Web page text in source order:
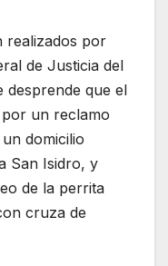
realizados por
de Justicia del
desprende que el
un reclamo
domicilio
San Isidro, y
de la perrita
cruza de